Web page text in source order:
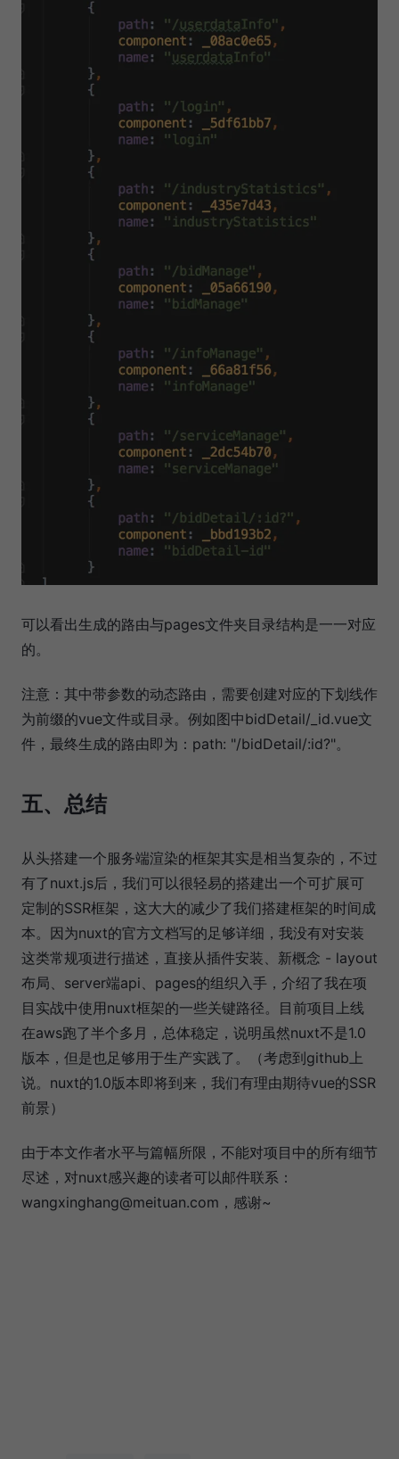
可以看出生成的路由与pages文件夹目录结构是一一对应
的。
注意：其中带参数的动态路由，需要创建对应的下划线作
为前缀的vue文件或目录。例如图中bidDetail/_id.vue文
件，最终生成的路由即为：path: "/bidDetail/:id?"。
五、总结
从头搭建一个服务端渲染的框架其实是相当复杂的，不过
有了nuxt.js后，我们可以很轻易的搭建出一个可扩展可
定制的SSR框架，这大大的减少了我们搭建框架的时间成
本。因为nuxt的官方文档写的足够详细，我没有对安装
这类常规项进行描述，直接从插件安装、新概念 - layout
布局、server端api、pages的组织入手，介绍了我在项
目实战中使用nuxt框架的一些关键路径。目前项目上线
在aws跑了半个多月，总体稳定，说明虽然nuxt不是1.0
版本，但是也足够用于生产实践了。（考虑到github上
说。nuxt的1.0版本即将到来，我们有理由期待vue的SSR
前景）
由于本文作者水平与篇幅所限，不能对项目中的所有细节
尽述，对nuxt感兴趣的读者可以邮件联系：
wangxinghang@meituan.com，感谢~